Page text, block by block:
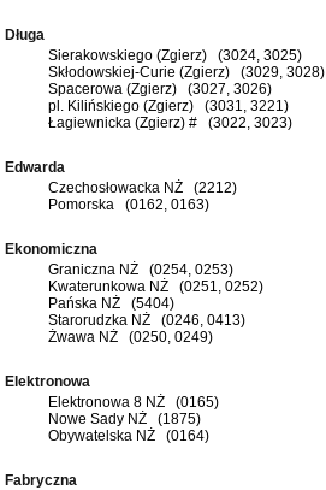
Długa
Sierakowskiego (Zgierz) (3024, 3025)
Skłodowskiej-Curie (Zgierz) (3029, 3028)
Spacerowa (Zgierz) (3027, 3026)
pl. Kilińskiego (Zgierz) (3031, 3221)
Łagiewnicka (Zgierz) # (3022, 3023)
Edwarda
Czechosłowacka NŻ (2212)
Pomorska (0162, 0163)
Ekonomiczna
Graniczna NŻ (0254, 0253)
Kwaterunkowa NŻ (0251, 0252)
Pańska NŻ (5404)
Starorudzka NŻ (0246, 0413)
Żwawa NŻ (0250, 0249)
Elektronowa
Elektronowa 8 NŻ (0165)
Nowe Sady NŻ (1875)
Obywatelska NŻ (0164)
Fabryczna